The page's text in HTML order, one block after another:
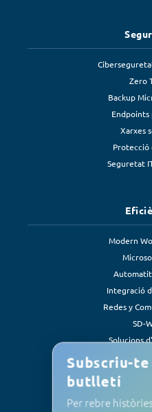
Zero
Backup
Xarxes
Protecció
Seguretat
Modern
Integració
Redes y
SD-
Solucions
Subscriu-
butlletí
Per rebre